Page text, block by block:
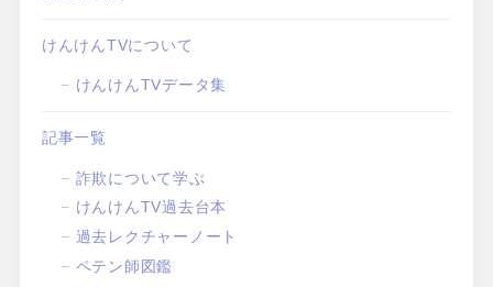
けんけんTVについて
けんけんTVデータ集
記事一覧
詐欺について学ぶ
けんけんTV過去台本
過去レクチャーノート
ペテン師図鑑